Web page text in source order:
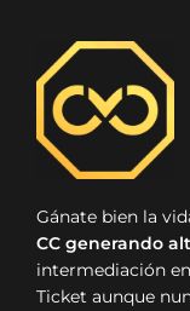
Gánate bien la
CC generando
intermediación
Ticket aunque